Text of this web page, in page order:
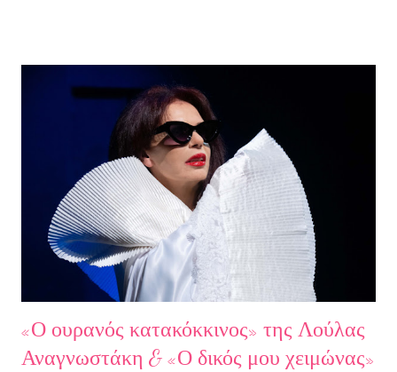
Λουκάς Κούτρας Τη δεύτερη εκπομπή τίμησαν ο πρώην
πρόεδρος της Ε.Σ.Ε., συγγραφέας, Στάθης Βαλούκος, ο
ιστορικός συγγραφέας Δρ Ιωάννης Δασκαρόλης, η
μουσικοσυνθέτης Πέννυ Μπινιάρη και ο σκηνοθέτης Στέργιος
Παπαευαγγέλου Σκηνοθεσία: Δημήτρης Σωτηράκης Βοηθός
Σκηνοθέτης: Νεκταρία Δασκαλάκη Παρουσιάστηκαν τα βιβλία
"Ο πόλεμος δεν τελείωσε ακόμα" μυθιστόρημα του Στάθη
Βαλούκου και τα ε...
«Ο ουρανός κατακόκκινος» της Λούλας
Αναγνωστάκη & «Ο δικός μου χειμώνας»